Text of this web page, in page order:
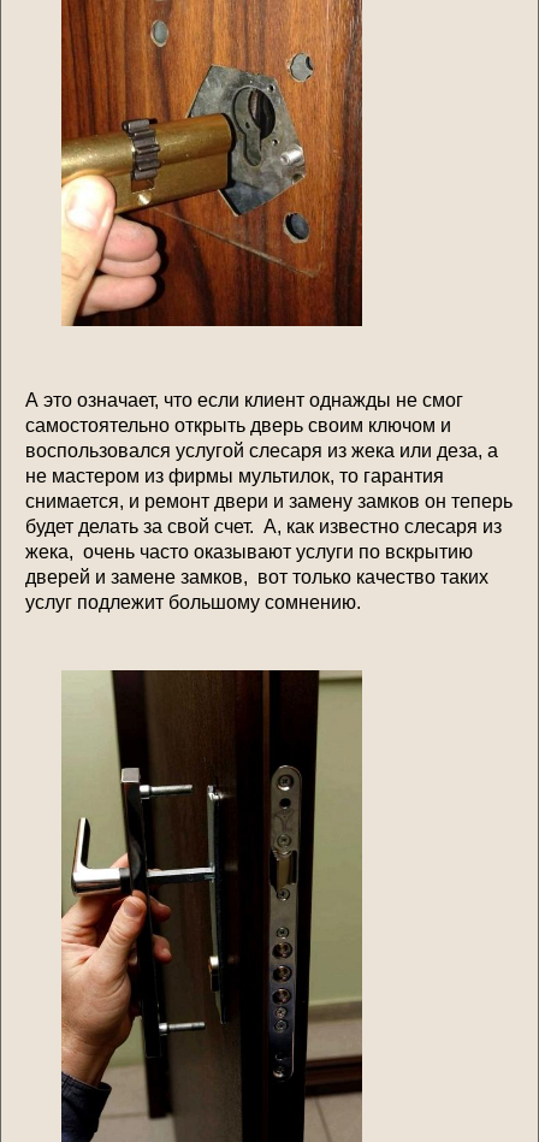
А это означает, что если клиент однажды не смог
самостоятельно открыть дверь своим ключом и
воспользовался услугой слесаря из жека или деза, а
не мастером из фирмы мультилок, то гарантия
снимается, и ремонт двери и замену замков он теперь
будет делать за свой счет. А, как известно слесаря из
жека, очень часто оказывают услуги по вскрытию
дверей и замене замков, вот только качество таких
услуг подлежит большому сомнению.